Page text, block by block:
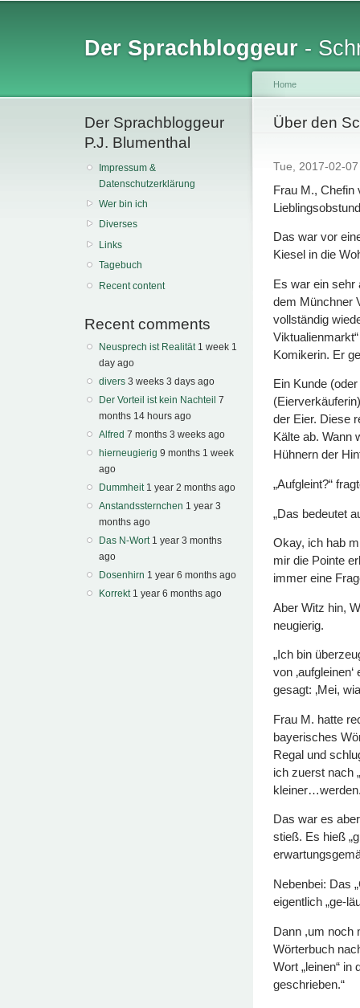
Der Sprachbloggeur -
Der Sprachbloggeur
P.J. Blumenthal
Impressum &
Datenschutzerklärung
Wer bin ich
Diverses
Links
Tagebuch
Recent content
Recent comments
Neusprech ist Realität 1 week 1
day ago
divers 3 weeks 3 days ago
Der Vorteil ist kein Nachteil 7
months 14 hours ago
Alfred 7 months 3 weeks ago
hierneugierig 9 months 1 week
ago
Dummheit 1 year 2 months ago
Anstandssternchen 1 year 3
months ago
Das N-Wort 1 year 3 months
ago
Dosenhirn 1 year 6 months ago
Korrekt 1 year 6 months ago
You are
Home
Über den
Tue, 2017-02-
Frau M., Chefin
Das war vor
Kiesel in die
Es war ein sehr
dem Münchner
vollständig
Komikerin. Er
Ein Kunde
der Eier. Diese
Kälte ab. Wann
Hühnern der
„Aufgleint?“
„Das bedeutet
Okay, ich hab
mir die Pointe
immer eine
Aber Witz hin,
neugierig.
„Ich bin
von
gesagt: ‚Mei,
Frau M. hatte
bayerisches
Regal und
ich zuerst nach
Das war es
stieß. Es hieß
Nebenbei: Das
eigentlich „ge-
Dann ,um noch
Wörterbuch
Wort „leinen“ in
geschrieben.“